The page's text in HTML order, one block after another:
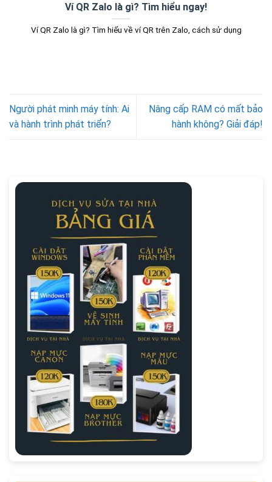
Ví QR Zalo là gì? Tìm hiểu ngay!
Ví QR Zalo là gì? Tìm hiểu về ví QR trên Zalo, cách sử dụng
Người phát minh máy tính: Ai
và hành trình phát triển?
Nâng cấp RAM có mất bảo
hành không? Giải đáp!